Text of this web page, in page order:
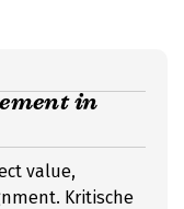
in
value,
Kritische